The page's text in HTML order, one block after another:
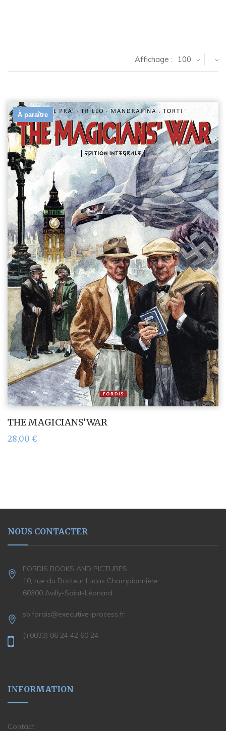
Affichage : 100
À paraître
THE MAGICIANS’WAR
28,00 €
NOUS CONTACTER
FORDIS BOOKS AND PICTURES
10, rue du Docteur Lucas Championnière
60300 Avilly-Saint-Léonard
sb.fordis@executive-process.fr
(+0033) 06 24 42 60 24
INFORMATION
Contact